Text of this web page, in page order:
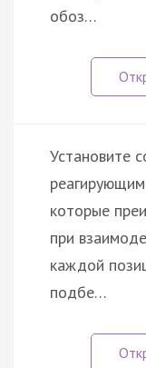
обоз…
Установите
которые
при
каждой
подбе…